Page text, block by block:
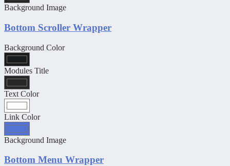
Background Image
Bottom Scroller Wrapper
Background Color
Modules Title
Text Color
Link Color
Background Image
Bottom Menu Wrapper